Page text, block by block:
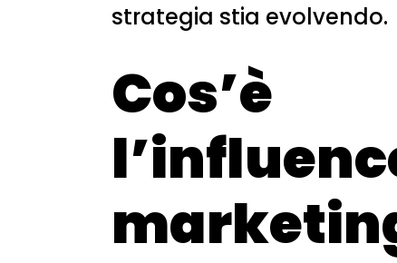
strategia stia evolvendo.
Cos’è